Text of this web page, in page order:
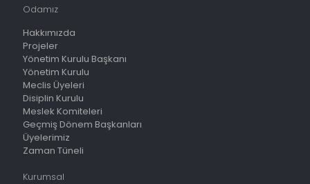
Odamız
Hakkımızda
Projeler
Yönetim Kurulu Başkanı
Yönetim Kurulu
Meclis Üyeleri
Disiplin Kurulu
Meslek Komiteleri
Geçmiş Dönem Başkanları
Üyelerimiz
Zaman Tüneli
Kurumsal